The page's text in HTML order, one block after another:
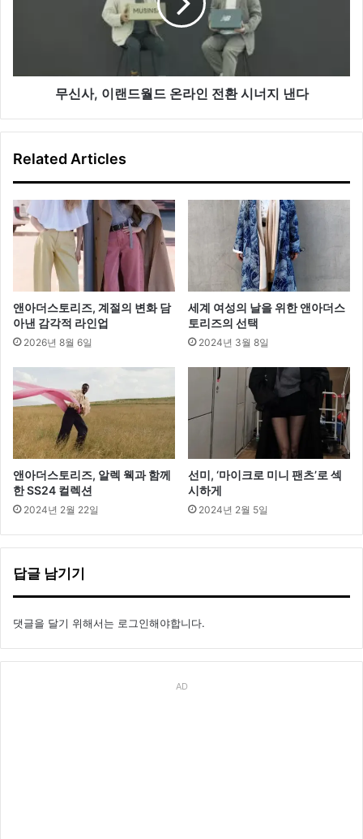
자
온
시
낸
다
무신사, 이랜드월드 온라인 전환 시너지 낸다
Related Articles
앤아더스토리즈, 계절의 변화 담
아낸 감각적 라인업
2026년 8월 6일
세계 여성의 날을 위한 앤아더스
토리즈의 선택
2024년 3월 8일
앤아더스토리즈, 알렉 웩과 함께
한 SS24 컬렉션
2024년 2월 22일
선미, ‘마이크로 미니 팬츠’로 섹
시하게
2024년 2월 5일
답글 남기기
댓글을 달기 위해서는 로그인해야합니다.
AD